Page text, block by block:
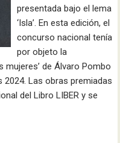
presentada bajo el lema
‘Isla’. En esta edición, el
concurso nacional tenía
por objeto la
mujeres’ de Álvaro Pombo
2024. Las obras premiadas
del Libro LIBER y se